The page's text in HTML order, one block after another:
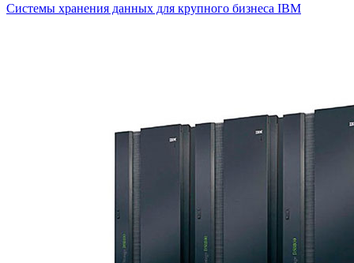
Системы хранения данных для крупного бизнеса IBM